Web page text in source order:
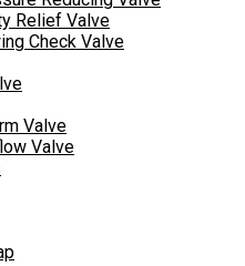
Relief Valve
Check Valve
Valve
Valve